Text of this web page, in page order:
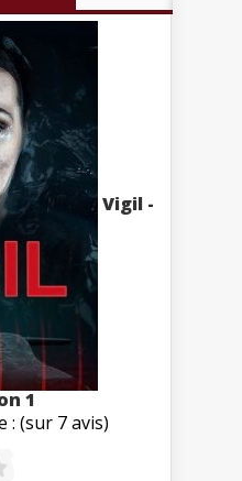
Vigil -
1
: (sur 7 avis)